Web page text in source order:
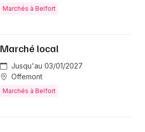
Marchés à Belfort
Marché local
Jusqu'au 03/01/2027
Offemont
Marchés à Belfort